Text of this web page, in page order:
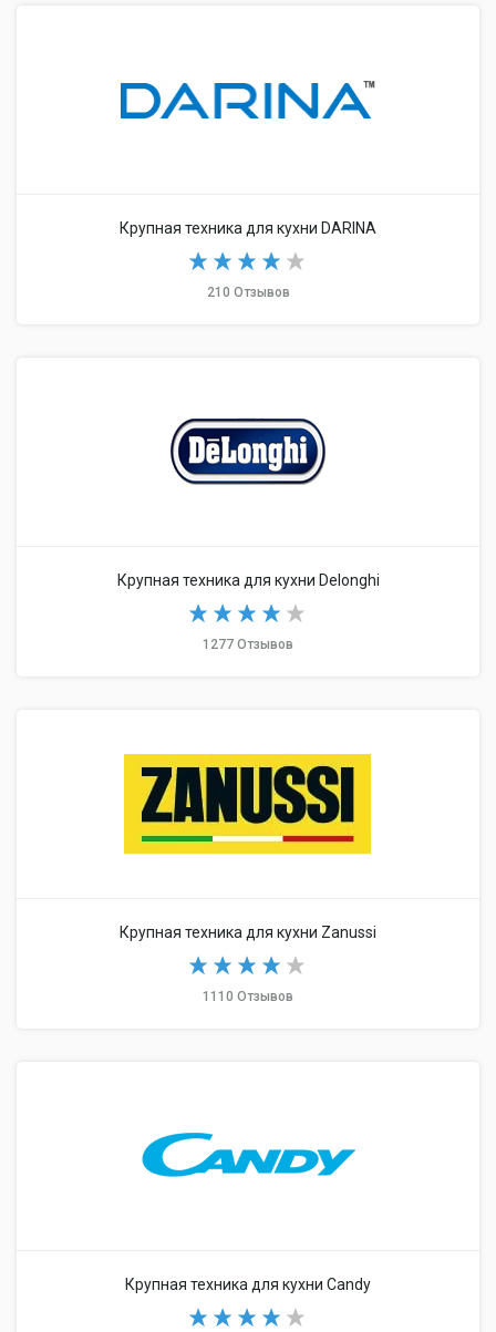
Крупная техника для кухни DARINA
210 Отзывов
Крупная техника для кухни Delonghi
1277 Отзывов
Крупная техника для кухни Zanussi
1110 Отзывов
Крупная техника для кухни Candy